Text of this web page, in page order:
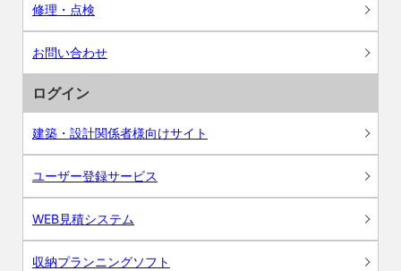
修理・点検
お問い合わせ
ログイン
建築・設計関係者様向けサイト
ユーザー登録サービス
WEB見積システム
収納プランニングソフト